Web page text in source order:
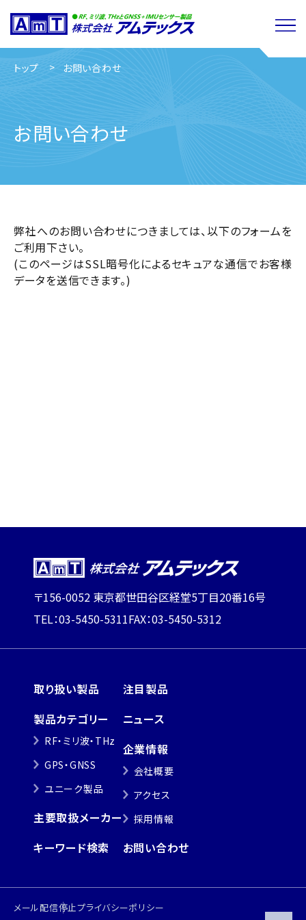
トップ お問い合わせ
お問い合わせ
弊社へのお問い合わせにつきましては、以下のフォームを
ご利用下さい。
(このページはSSL暗号化によるセキュアな通信でお客様
データを送信できます。)
〒156-0052 東京都世田谷区経堂5丁目20番16号
TEL：03-5450-5311FAX：03-5450-5312
取り扱い製品
製品カテゴリー
RF・ミリ波・THz
GPS・GNSS
ユニーク製品
主要取扱メーカー
キーワード検索
注目製品
ニュース
企業情報
会社概要
アクセス
採用情報
お問い合わせ
メール配信停止プライバシーポリシー